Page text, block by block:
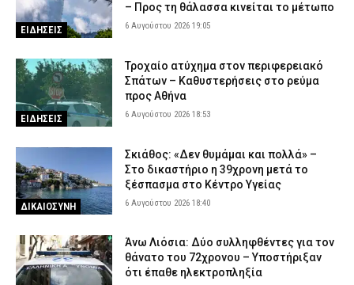
ΕΙΔΗΣΕΙΣ
– Προς τη θάλασσα κινείται το μέτωπο
6 Αυγούστου 2026 19:05
ΕΙΔΗΣΕΙΣ
Τροχαίο ατύχημα στον περιφερειακό
Σπάτων – Καθυστερήσεις στο ρεύμα
προς Αθήνα
6 Αυγούστου 2026 18:53
ΔΙΚΑΙΟΣΥΝΗ
Σκιάθος: «Δεν θυμάμαι και πολλά» –
Στο δικαστήριο η 39χρονη μετά το
ξέσπασμα στο Κέντρο Υγείας
6 Αυγούστου 2026 18:40
Άνω Λιόσια: Δύο συλληφθέντες για τον
θάνατο του 72χρονου – Υποστήριξαν
ότι έπαθε ηλεκτροπληξία